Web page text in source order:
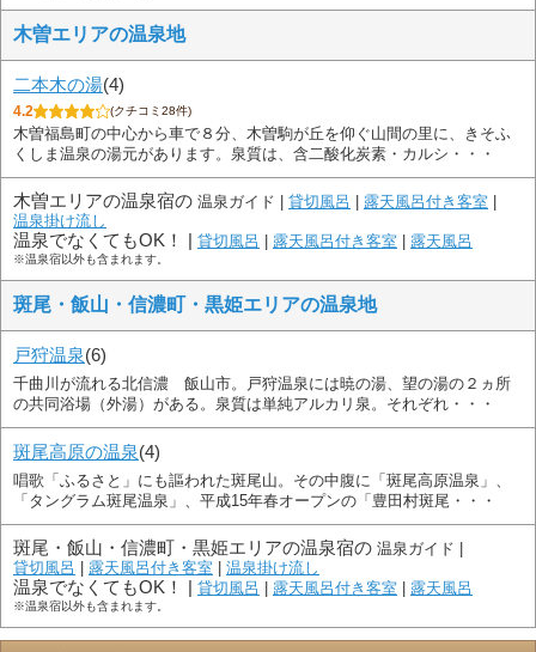
木曽エリアの温泉地
二本木の湯(4)
4.2 (クチコミ28件)
木曽福島町の中心から車で８分、木曽駒が丘を仰ぐ山間の里に、きそふ
くしま温泉の湯元があります。泉質は、含二酸化炭素・カルシ・・・
木曽エリアの温泉宿の 温泉ガイド | 貸切風呂 | 露天風呂付き客室 |
温泉掛け流し
温泉でなくてもOK！ | 貸切風呂 | 露天風呂付き客室 | 露天風呂
※温泉宿以外も含まれます。
斑尾・飯山・信濃町・黒姫エリアの温泉地
戸狩温泉(6)
千曲川が流れる北信濃 飯山市。戸狩温泉には暁の湯、望の湯の２ヵ所
の共同浴場（外湯）がある。泉質は単純アルカリ泉。それぞれ・・・
斑尾高原の温泉(4)
唱歌「ふるさと」にも謳われた斑尾山。その中腹に「斑尾高原温泉」、
「タングラム斑尾温泉」、平成15年春オープンの「豊田村斑尾・・・
斑尾・飯山・信濃町・黒姫エリアの温泉宿の 温泉ガイド |
貸切風呂 | 露天風呂付き客室 | 温泉掛け流し
温泉でなくてもOK！ | 貸切風呂 | 露天風呂付き客室 | 露天風呂
※温泉宿以外も含まれます。